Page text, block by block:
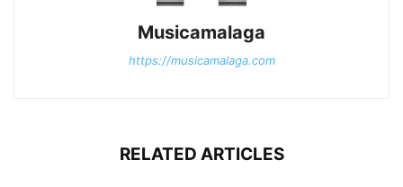
Musicamalaga
https://musicamalaga.com
RELATED ARTICLES